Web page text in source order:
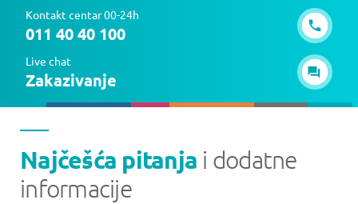
Kontakt centar 00-24h
011 40 40 100
Live chat
Zakazivanje
Najčešća pitanja i dodatne
informacije